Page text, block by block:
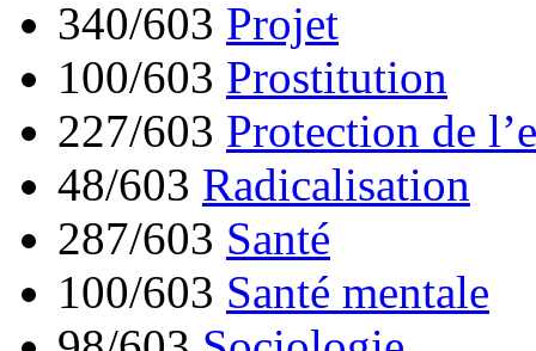
340/603 Projet
100/603 Prostitution
227/603 Protection de
48/603 Radicalisation
287/603 Santé
100/603 Santé mentale